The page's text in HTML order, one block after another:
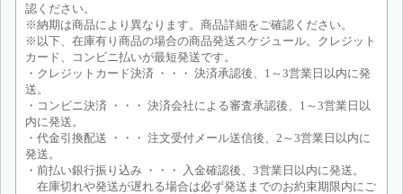
認ください。
※納期は商品により異なります。商品詳細をご確認ください。
※以下、在庫有り商品の場合の商品発送スケジュール。クレジット
カード、コンビニ払いが最短発送です。
・クレジットカード決済 ・・・ 決済承認後、1～3営業日以内に発
送。
・コンビニ決済 ・・・ 決済会社による審査承認後、1～3営業日以
内に発送。
・代金引換配送 ・・・ 注文受付メール送信後、2～3営業日以内に
発送。
・前払い銀行振り込み ・・・ 入金確認後、3営業日以内に発送。
在庫切れや発送が遅れる場合は必ず発送までのお約束期限内にご